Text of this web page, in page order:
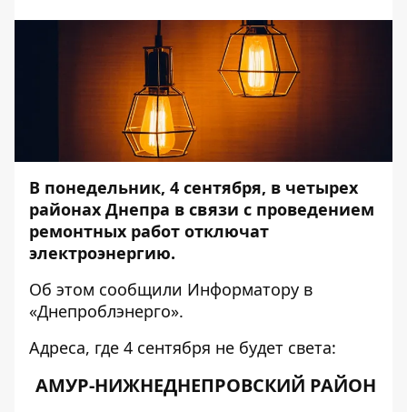
В понедельник, 4 сентября, в четырех
районах Днепра в связи с проведением
ремонтных работ отключат
электроэнергию.
Об этом сообщили Информатору в
«Днепроблэнерго».
Адреса, где 4 сентября не будет света:
АМУР-НИЖНЕДНЕПРОВСКИЙ РАЙОН